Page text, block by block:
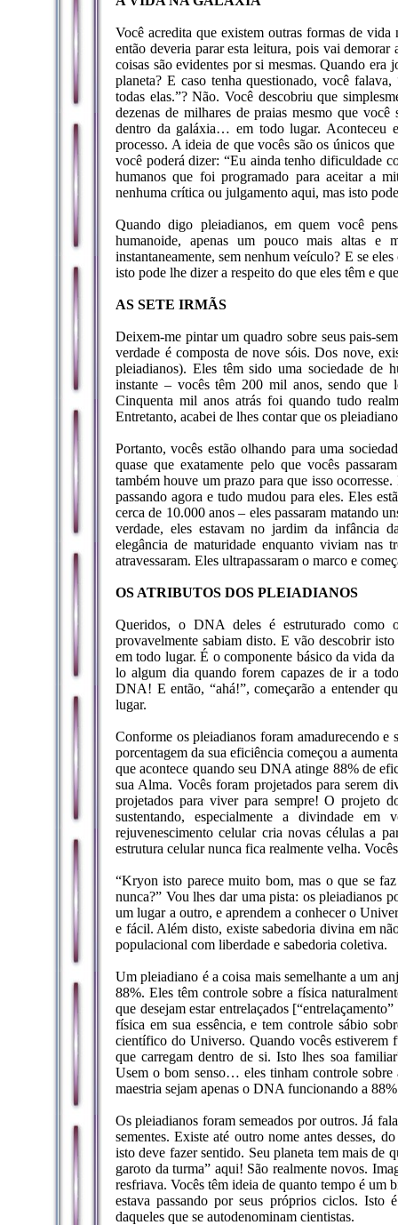
Você acredita que existem outras formas de
então deveria parar esta leitura, pois vai
coisas são evidentes por si mesmas. Quando
planeta? E caso tenha questionado, você
todas elas.”? Não. Você descobriu que
dezenas de milhares de praias mesmo que
dentro da galáxia… em todo lugar. Aconteceu
processo. A ideia de que vocês são os únicos
você poderá dizer: “Eu ainda tenho dificuldade
humanos que foi programado para aceitar a
nenhuma crítica ou julgamento aqui, mas isto
Quando digo pleiadianos, em quem você
humanoide, apenas um pouco mais altas e
instantaneamente, sem nenhum veículo? E se
isto pode lhe dizer a respeito do que eles têm e
AS SETE IRMÃS
Deixem-me pintar um quadro sobre seus pais-
verdade é composta de nove sóis. Dos nove,
pleiadianos). Eles têm sido uma sociedade de
instante – vocês têm 200 mil anos, sendo que
Cinquenta mil anos atrás foi quando tudo
Entretanto, acabei de lhes contar que os
Portanto, vocês estão olhando para uma
quase que exatamente pelo que vocês
também houve um prazo para que isso
passando agora e tudo mudou para eles. Eles
cerca de 10.000 anos – eles passaram matando
verdade, eles estavam no jardim da infância
elegância de maturidade enquanto viviam nas
atravessaram. Eles ultrapassaram o marco e
OS ATRIBUTOS DOS PLEIADIANOS
Queridos, o DNA deles é estruturado como
provavelmente sabiam disto. E vão descobrir
em todo lugar. É o componente básico da vida
lo algum dia quando forem capazes de ir a
DNA! E então, “ahá!”, começarão a entender
lugar.
Conforme os pleiadianos foram amadurecendo
porcentagem da sua eficiência começou a
que acontece quando seu DNA atinge 88% de
sua Alma. Vocês foram projetados para serem
projetados para viver para sempre! O projeto
sustentando, especialmente a divindade
rejuvenescimento celular cria novas células a
estrutura celular nunca fica realmente velha.
“Kryon isto parece muito bom, mas o que se
nunca?” Vou lhes dar uma pista: os pleiadianos
um lugar a outro, e aprendem a conhecer o
e fácil. Além disto, existe sabedoria divina em
populacional com liberdade e sabedoria coletiva.
Um pleiadiano é a coisa mais semelhante a um
88%. Eles têm controle sobre a física
que desejam estar entrelaçados
física em sua essência, e tem controle sábio
científico do Universo. Quando vocês estiverem
que carregam dentro de si. Isto lhes soa
Usem o bom senso… eles tinham controle sobre
maestria sejam apenas o DNA funcionando a
Os pleiadianos foram semeados por outros. Já
sementes. Existe até outro nome antes desses,
isto deve fazer sentido. Seu planeta tem mais de
garoto da turma” aqui! São realmente novos.
resfriava. Vocês têm ideia de quanto tempo é um
estava passando por seus próprios ciclos.
daqueles que se autodenominam cientistas.